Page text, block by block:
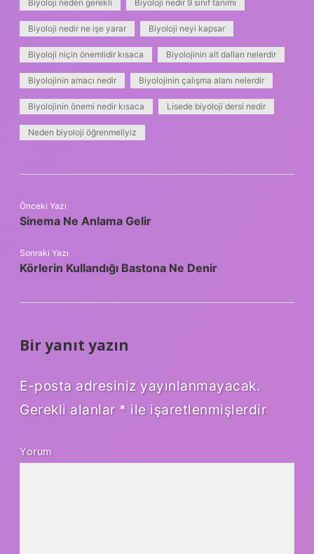
Biyoloji neden gerekli Biyoloji nedir 9 sınıf tanımı
Biyoloji nedir ne işe yarar Biyoloji neyi kapsar
Biyoloji niçin önemlidir kısaca Biyolojinin alt dalları nelerdir
Biyolojinin amacı nedir Biyolojinin çalışma alanı nelerdir
Biyolojinin önemi nedir kısaca Lisede biyoloji dersi nedir
Neden biyoloji öğrenmeliyiz
Önceki Yazı
Sinema Ne Anlama Gelir
Sonraki Yazı
Körlerin Kullandığı Bastona Ne Denir
Bir yanıt yazın
E-posta adresiniz yayınlanmayacak.
Gerekli alanlar * ile işaretlenmişlerdir
Yorum